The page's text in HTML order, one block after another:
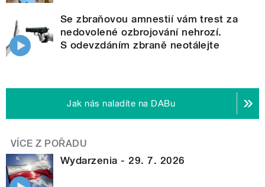
Se zbraňovou amnestií vám trest za
nedovolené ozbrojování nehrozí.
S odevzdáním zbraně neotálejte
Jak nás naladíte na DABu
VÍCE Z POŘADU
Wydarzenia - 29. 7. 2026